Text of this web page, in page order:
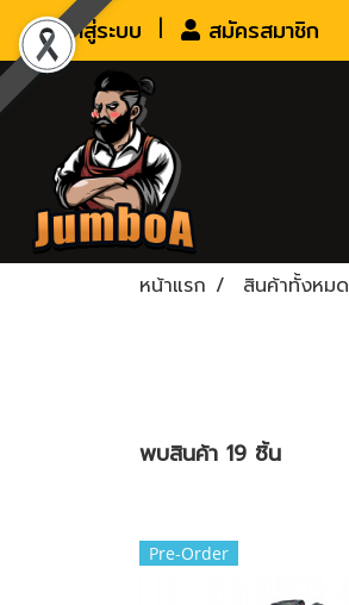
เข้าสู่ระบบ สมัครสมาชิก
หน้าแรก สินค้าทั้งหมด
พบสินค้า 19 ชิ้น
Pre-Order